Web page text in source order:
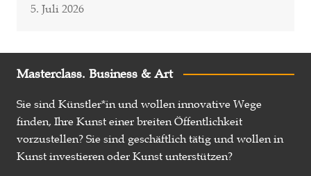
5. Juli 2026
Masterclass. Business & Art
Sie sind Künstler*in und wollen innovative Wege
finden, Ihre Kunst einer breiten Öffentlichkeit
vorzustellen? Sie sind geschäftlich tätig und wollen in
Kunst investieren oder Kunst unterstützen?